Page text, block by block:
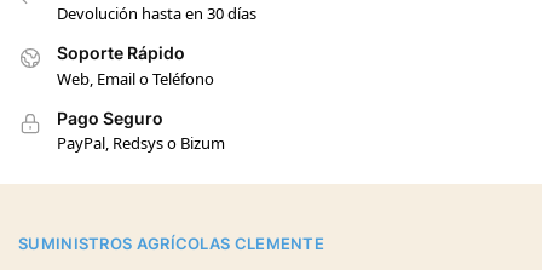
Devolución hasta en 30 días
Soporte Rápido
Web, Email o Teléfono
Pago Seguro
PayPal, Redsys o Bizum
SUMINISTROS AGRÍCOLAS CLEMENTE